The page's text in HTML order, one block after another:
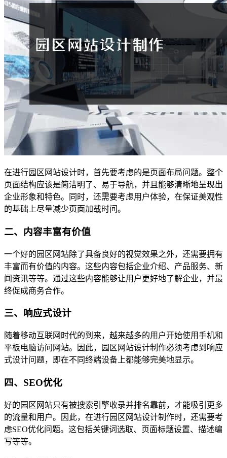
在进行园区网站设计时，首先要考虑的是页面布局问题。整个
页面结构应该是简洁明了、易于导航，并且能够清晰地呈现出
企业形象和特色。同时，还需要考虑用户体验，在保证美观性
的基础上尽量减少页面加载时间。
二、内容丰富有价值
一个好的园区网站除了具备良好的视觉效果之外，还需要拥有
丰富而有价值的内容。这些内容包括企业介绍、产品服务、新
闻资讯等等。通过这些内容能够让用户更好地了解企业，并最
终促成商务合作。
三、响应式设计
随着移动互联网时代的到来，越来越多的用户开始使用手机和
平板电脑访问网站。因此，园区网站设计制作必须考虑到响应
式设计问题，即在不同终端设备上都能够完美地显示。
四、SEO优化
好的园区网站只有被搜索引擎收录并排名靠前，才能吸引更多
的流量和用户。因此，在进行园区网站设计制作时，还需要考
虑SEO优化问题。这包括关键词选取、页面标题设置、描述编
写等等。